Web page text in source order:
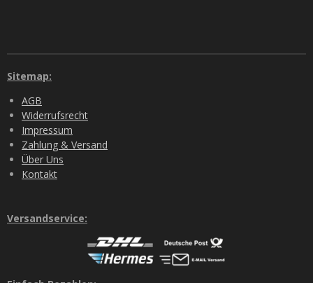
Sitemap:
AGB
Widerrufsrecht
Impressum
Zahlung & Versand
Über Uns
Kontakt
Versandservice: